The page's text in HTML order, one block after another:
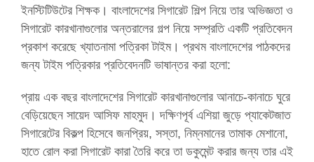
ইনস্টিটিউটের শিক্ষক। বাংলাদেশের সিগারেট শিল্প নিয়ে তার অভিজ্ঞতা ও
সিগারেট কারখানাগুলোর অন্তরালের গল্প নিয়ে সম্প্রতি একটি প্রতিবেদন
প্রকাশ করেছে খ্যাতনামা পত্রিকা টাইম। প্রথম বাংলাদেশের পাঠকদের
জন্য টাইম পত্রিকার প্রতিবেদনটি ভাষান্তর করা হলো:
প্রায় এক বছর বাংলাদেশের সিগারেট কারখানাগুলোর আনাচে-কানাচে ঘুরে
বেড়িয়েছেন সায়েদ আসিফ মাহমুদ। দক্ষিণপূর্ব এশিয়া জুড়ে প্যাকেটজাত
সিগারেটের বিকল্প হিসেবে জনপ্রিয়, সস্তা, নিম্নমানের তামাক মেশানো,
হাতে রোল করা সিগারেট কারা তৈরি করে তা ডকুমেন্ট করার জন্য তার এই